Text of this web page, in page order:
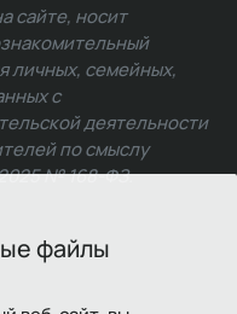
файлы
сайте, носит
личных, семейных,
с
деятельности
по смыслу
№ 168-ФЗ.